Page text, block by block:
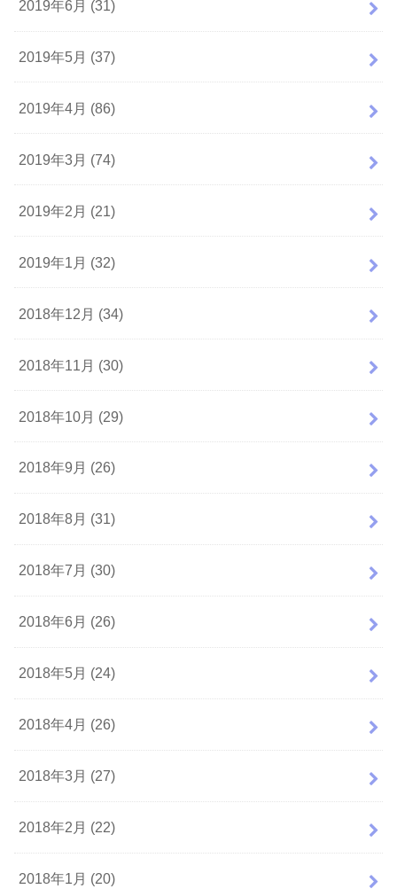
2019年6月 (31)
2019年5月 (37)
2019年4月 (86)
2019年3月 (74)
2019年2月 (21)
2019年1月 (32)
2018年12月 (34)
2018年11月 (30)
2018年10月 (29)
2018年9月 (26)
2018年8月 (31)
2018年7月 (30)
2018年6月 (26)
2018年5月 (24)
2018年4月 (26)
2018年3月 (27)
2018年2月 (22)
2018年1月 (20)